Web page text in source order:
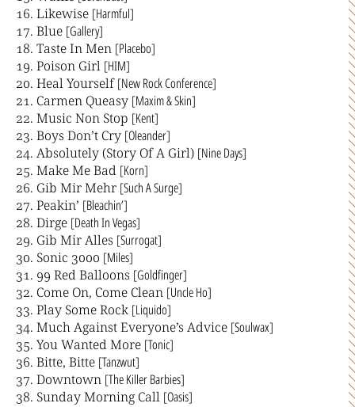
Likewise [Harmful]
Blue [Gallery]
Taste In Men [Placebo]
Poison Girl [HIM]
Heal Yourself[New Rock Conference]
Carmen Queasy [Maxim & Skin]
Music Non Stop [Kent]
Boys Don’t Cry [Oleander]
Absolutely (Story Of A Girl) [Nine Days]
Make Me Bad [Korn]
Gib Mir Mehr [Such A Surge]
Peakin’ [Bleachin’]
Dirge [Death In Vegas]
Gib Mir Alles [Surrogat]
Sonic 3000 [Miles]
99 Red Balloons [Goldfinger]
Come On, Come Clean [Uncle Ho]
Play Some Rock [Liquido]
Much Against Everyone’s Advice [Soulwax]
You Wanted More [Tonic]
Bitte, Bitte [Tanzwut]
Downtown [The Killer Barbies]
Sunday Morning Call [Oasis]